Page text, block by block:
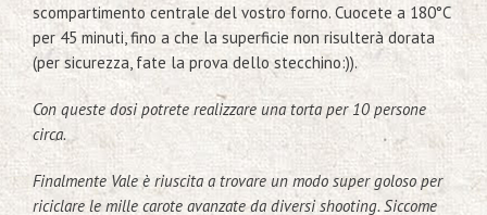
scompartimento centrale del vostro forno. Cuocete a 180°C
per 45 minuti, fino a che la superficie non risulterà dorata
(per sicurezza, fate la prova dello stecchino:)).
Con queste dosi potrete realizzare una torta per 10 persone
circa.
Finalmente Vale è riuscita a trovare un modo super goloso per
riciclare le mille carote avanzate da diversi shooting. Siccome